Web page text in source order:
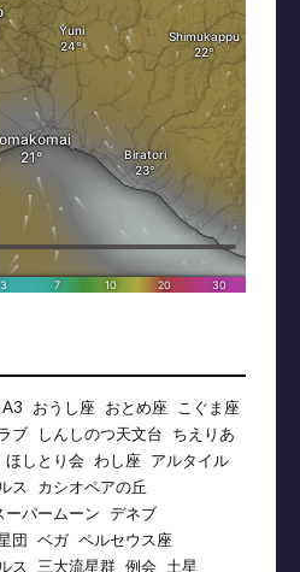
おうし座 おとめ座 こぐま座
ブ しんしのつ天文台
ちえりあ
ほしとり会 わし座 アルタイル
ス
カシオペアの丘
ーパームーン デネブ
団 ベガ ペルセウス座
ス 三大流星群 例会 土星